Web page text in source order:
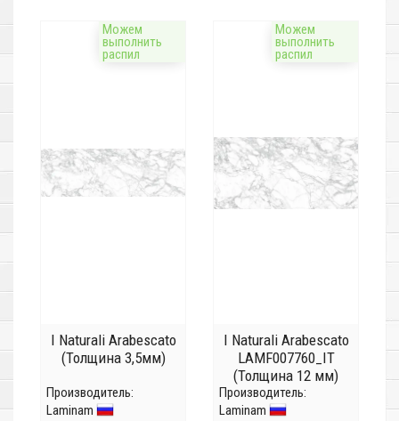
Можем
выполнить
распил
I Naturali Arabescato
(Толщина 3,5мм)
Производитель:
Laminam
Можем
выполнить
распил
I Naturali Arabescato
LAMF007760_IT
(Толщина 12 мм)
Производитель:
Laminam